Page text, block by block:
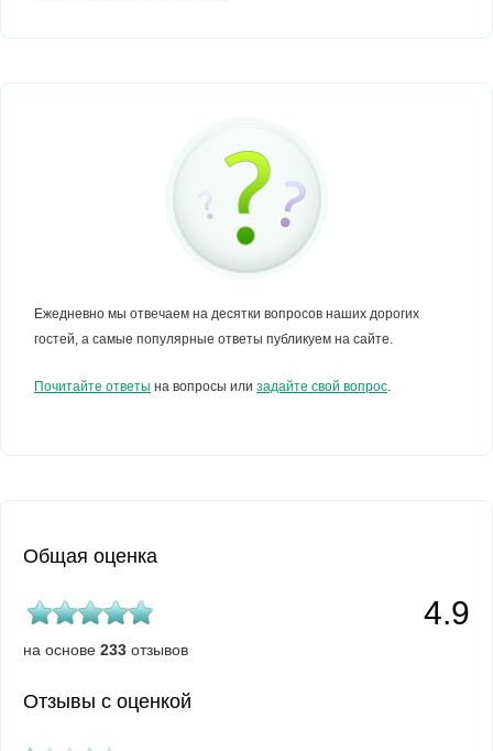
Ежедневно мы отвечаем на десятки вопросов наших дорогих
гостей, а самые популярные ответы публикуем на сайте.
Почитайте ответы на вопросы или задайте свой вопрос.
Общая оценка
4.9
на основе 233 отзывов
Отзывы с оценкой